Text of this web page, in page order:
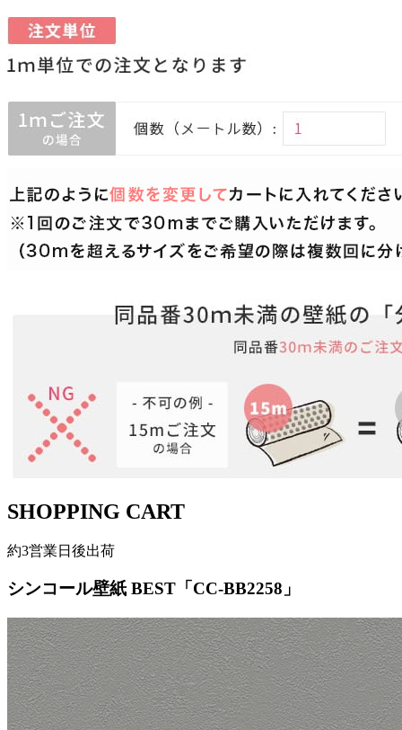
SHOPPING CART
約3営業日後出荷
シンコール壁紙 BEST「CC-BB2258」